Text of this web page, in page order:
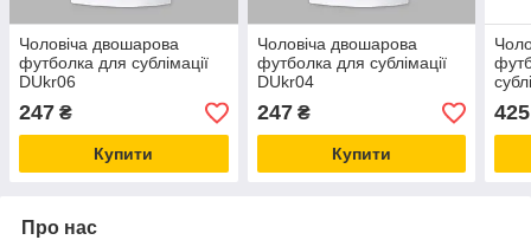
Чоловіча двошарова
футболка для сублімації
DUkr06
247 ₴
Купити
Чоловіча двошарова
футболка для сублімації
DUkr04
247₴
Купити
425
Про нас